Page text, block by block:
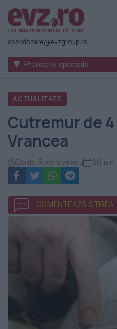
Știri
naționale
internaționale
România
-
Evenimentul
Zilei
coordonare@evzgroup.ro
▼ Proiecte speciale
ACTUALITATE
Cutremur de
Vrancea
Dodo Romniceanu 30
COMENTEAZĂ ȘTIREA